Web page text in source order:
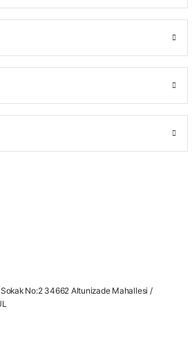
No:2 34662 Altunizade Mahallesi /